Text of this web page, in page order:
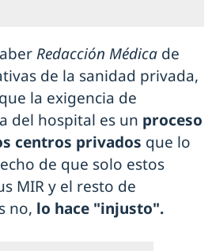
Redacción Médica de
de la sanidad privada,
la exigencia de
del hospital es un proceso
centros privados que lo
de que solo estos
MIR y el resto de
no, lo hace "injusto".